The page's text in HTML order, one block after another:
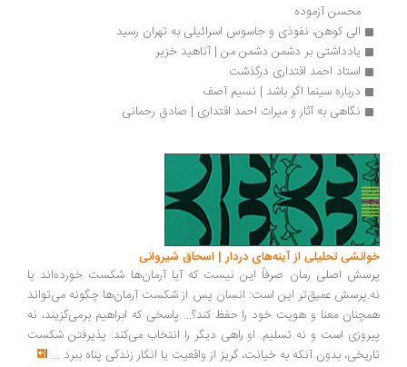
محسن آزموده
الی کوهن، نفوذی و جاسوس اسرائیلی به تهران رسید
یادداشتی بر دشمن دشمن من | آناهید خزیر
استاد احمد اقتداری درگذشت
درباره سینما اگر باشد | نسیم آصف
نگاهی به آثار و میراث احمد اقتداری | صادق رحمانی
خوانشی تحلیلی از آینه‌های دردار | اسحاق شیروانی
پرسش اصلی رمان صرفاً این نیست که آیا آرمان‌ها شکست خورده‌اند یا
نه.پرسش عمیق‌تر این است: انسان پس از شکست آرمان‌ها چگونه می‌تواند
همچنان معنا و هویت خود را حفظ کند؟... پاسخی که ابراهیم برمی‌گزیند، نه
پیروزی است و نه تسلیم. او راهی دیگر را انتخاب می‌کند: پذیرفتن شکست
تاریخی، بدون آنکه به خیانت، گریز از واقعیت یا انکار زندگی پناه ببرد ...